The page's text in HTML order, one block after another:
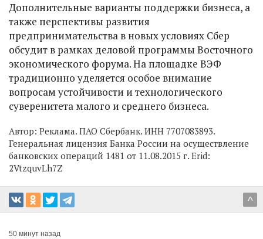
Дополнительные варианты поддержки бизнеса, а
также перспективы развития
предпринимательства в новых условиях Сбер
обсудит в рамках деловой программы Восточного
экономического форума. На площадке ВЭФ
традиционно уделяется особое внимание
вопросам устойчивости и технологического
суверенитета малого и среднего бизнеса.
Автор: Реклама. ПАО Сбербанк. ИНН 7707083893.
Генеральная лицензия Банка России на осуществление
банковских операций 1481 от 11.08.2015 г. Erid:
2VtzquvLh7Z
^
50 минут назад